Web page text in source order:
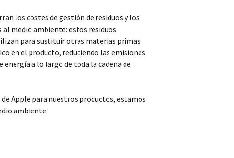
los costes de gestión de residuos y los
al medio ambiente: estos residuos
para sustituir otras materias primas
en el producto, reduciendo las emisiones
energía a lo largo de toda la cadena de
Apple para nuestros productos, estamos
ambiente.